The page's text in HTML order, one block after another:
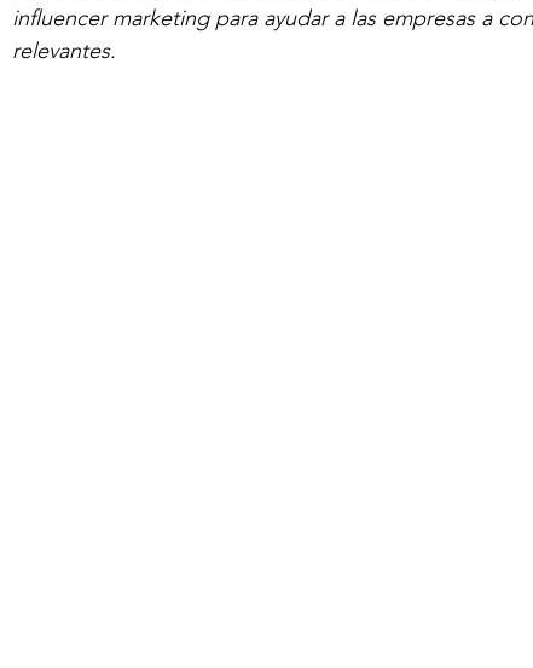
influencer marketing para ayudar a las empresas a
relevantes.